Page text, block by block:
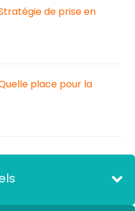
de prise en
place pour la